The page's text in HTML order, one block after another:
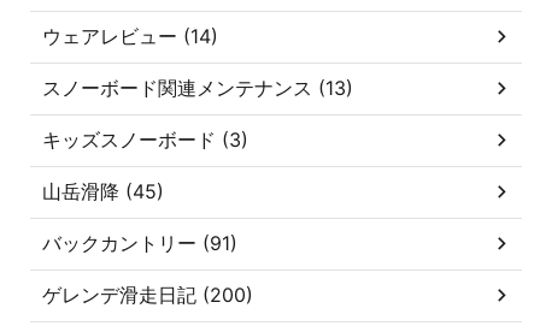
ウェアレビュー (14)
スノーボード関連メンテナンス (13)
キッズスノーボード (3)
山岳滑降 (45)
バックカントリー (91)
ゲレンデ滑走日記 (200)